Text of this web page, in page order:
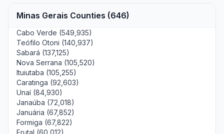
Minas Gerais Counties (646)
Cabo Verde (549,935)
Teófilo Otoni (140,937)
Sabará (137,125)
Nova Serrana (105,520)
Ituiutaba (105,255)
Caratinga (92,603)
Unaí (84,930)
Janaúba (72,018)
Januária (67,852)
Formiga (67,822)
Frutal (60,012)